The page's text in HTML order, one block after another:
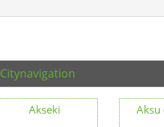
Citynavigation
Akseki Aksu